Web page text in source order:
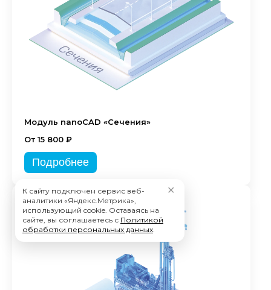
Модуль nanoCAD «Сечения»
От 15 800 ₽
Подробнее
К сайту подключен сервис веб-
аналитики «Яндекс.Метрика»,
использующий cookie. Оставаясь на
сайте, вы соглашаетесь с Политикой
обработки персональных данных.
✕